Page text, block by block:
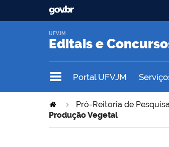
Editais e
UFVJM
Portal UFVJM
Pró-Reitoria de
Produção Vegetal